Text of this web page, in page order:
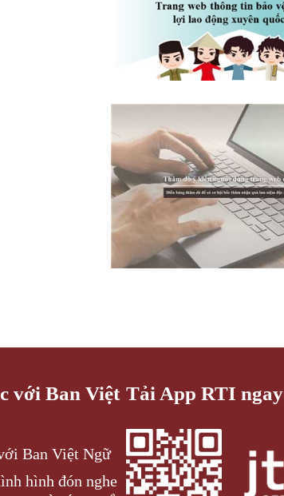
với Ban Việt
Ban Việt Ngữ
hình đón nghe
Tải App RTI ngay